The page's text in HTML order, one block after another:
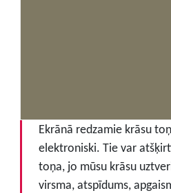
Ekrānā redzamie krāsu
elektroniski. Tie var
toņa, jo mūsu krāsu
virsma, atspīdums,